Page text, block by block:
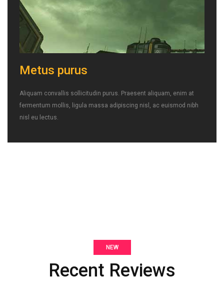
Metus purus
Aliquam convallis sollicitudin purus. Praesent aliquam, enim at
fermentum mollis, ligula massa adipiscing nisl, ac euismod nibh
nisl eu lectus.
NEW
Recent Reviews